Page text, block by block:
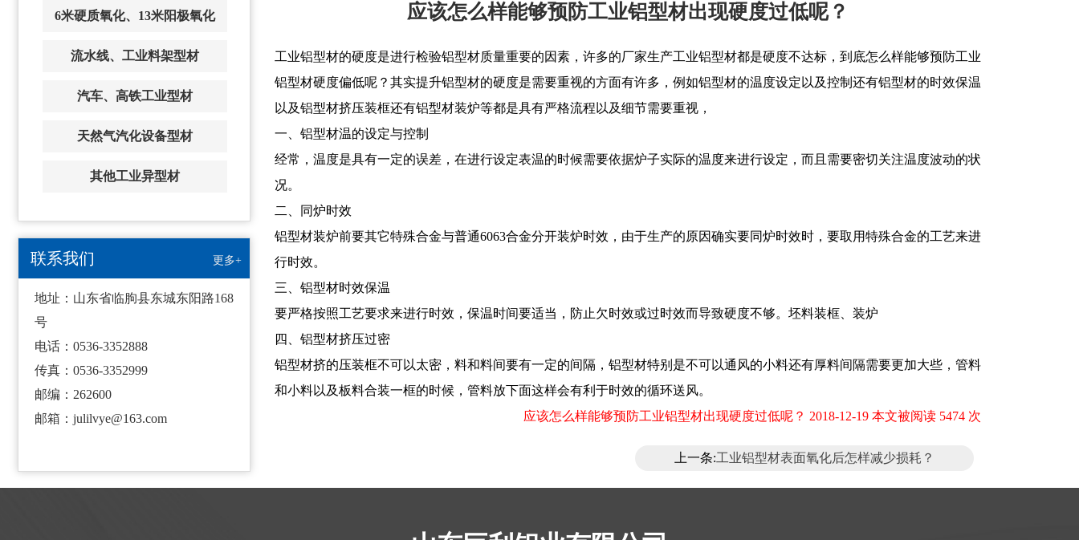
6米硬质氧化、13米阳极氧化
流水线、工业料架型材
汽车、高铁工业型材
天然气汽化设备型材
其他工业异型材
联系我们 更多+
地址：山东省临朐县东城东阳路168
号
电话：0536-3352888
传真：0536-3352999
邮编：262600
邮箱：julilvye@163.com
应该怎么样能够预防工业铝型材出现硬度过低呢？
工业铝型材的硬度是进行检验铝型材质量重要的因素，许多的厂家生产工业铝型材都是硬度不达标，到底怎么样能够预防工业
铝型材硬度偏低呢？其实提升铝型材的硬度是需要重视的方面有许多，例如铝型材的温度设定以及控制还有铝型材的时效保温
以及铝型材挤压装框还有铝型材装炉等都是具有严格流程以及细节需要重视，
一、铝型材温的设定与控制
经常，温度是具有一定的误差，在进行设定表温的时候需要依据炉子实际的温度来进行设定，而且需要密切关注温度波动的状
况。
二、同炉时效
铝型材装炉前要其它特殊合金与普通6063合金分开装炉时效，由于生产的原因确实要同炉时效时，要取用特殊合金的工艺来进
行时效。
三、铝型材时效保温
要严格按照工艺要求来进行时效，保温时间要适当，防止欠时效或过时效而导致硬度不够。坯料装框、装炉
四、铝型材挤压过密
铝型材挤的压装框不可以太密，料和料间要有一定的间隔，铝型材特别是不可以通风的小料还有厚料间隔需要更加大些，管料
和小料以及板料合装一框的时候，管料放下面这样会有利于时效的循环送风。
应该怎么样能够预防工业铝型材出现硬度过低呢？ 2018-12-19 本文被阅读 5474 次
上一条:工业铝型材表面氧化后怎样减少损耗？